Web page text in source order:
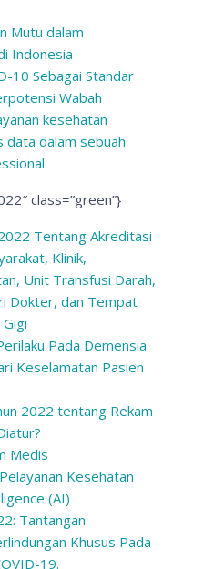
Mutu dalam
Indonesia
10 Sebagai Standar
Wabah
kesehatan
dalam sebuah
class=”green”}
Tentang Akreditasi
Klinik,
Unit Transfusi Darah,
Dokter, dan Tempat
Pada Demensia
Keselamatan Pasien
2022 tentang Rekam
Medis
Kesehatan
(AI)
Tantangan
Khusus Pada
19.